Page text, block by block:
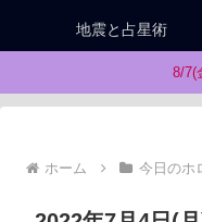
地震と占星術
8/7(
ホーム 今日のホ